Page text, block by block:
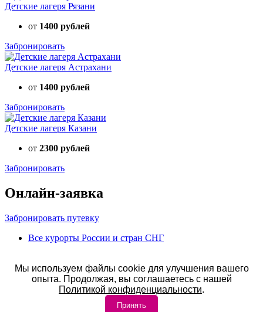
Детские лагеря Рязани
от 1400 рублей
Забронировать
Детские лагеря Астрахани
от 1400 рублей
Забронировать
Детские лагеря Казани
от 2300 рублей
Забронировать
Мы используем файлы cookie для улучшения вашего
опыта. Продолжая, вы соглашаетесь с нашей
Политикой конфиденциальности.
Принять
Онлайн-заявка
Забронировать путевку
Все курорты России и стран СНГ
Астрахань. Официальный сайт ЦентрКурорт.
Политика конфиденциальности